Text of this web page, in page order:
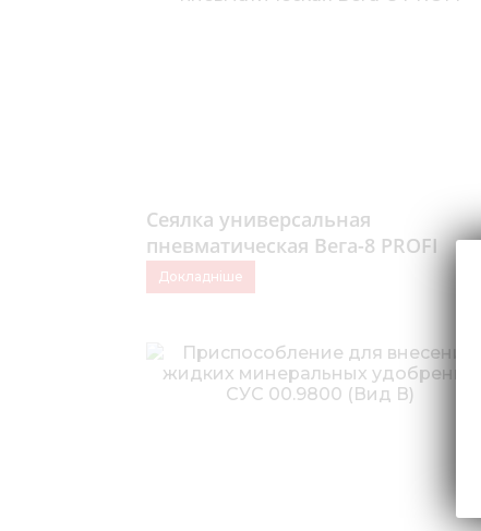
Сеялка универсальная
пневматическая Вега-8 PROFI
Докладніше